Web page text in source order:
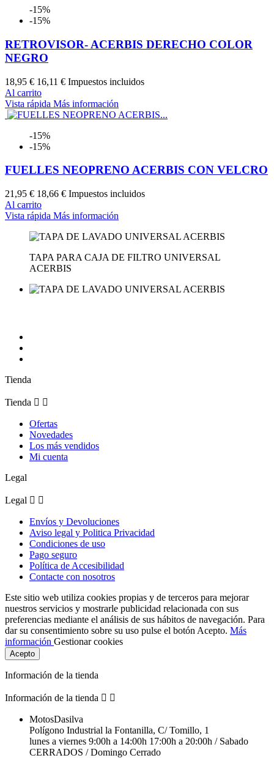
-15%
-15%
RETROVISOR- ACERBIS DERECHO COLOR
NEGRO
18,95 € 16,11 € Impuestos incluidos
Al carrito
Vista rápida Más información
-15%
-15%
FUELLES NEOPRENO ACERBIS CON VELCRO
21,95 € 18,66 € Impuestos incluidos
Al carrito
Vista rápida Más información
TAPA PARA CAJA DE FILTRO UNIVERSAL
ACERBIS
Tienda
Tienda  
Ofertas
Novedades
Los más vendidos
Mi cuenta
Legal
Legal  
Envíos y Devoluciones
Aviso legal y Politica Privacidad
Condiciones de uso
Pago seguro
Política de Accesibilidad
Contacte con nosotros
Este sitio web utiliza cookies propias y de terceros para mejorar
nuestros servicios y mostrarle publicidad relacionada con sus
preferencias mediante el análisis de sus hábitos de navegación. Para
dar su consentimiento sobre su uso pulse el botón Acepto. Más
información Gestionar cookies
Acepto
Información de la tienda
Información de la tienda  
MotosDasilva
Polígono Industrial la Fontanilla, C/ Tomillo, 1
lunes a viernes 9:00h a 14:00h 17:00h a 20:00h / Sabado
CERRADOS / Domingo Cerrado